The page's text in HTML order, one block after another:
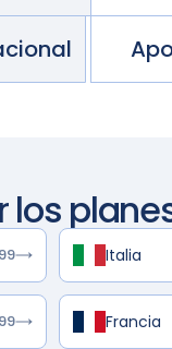
los
Italia
Francia